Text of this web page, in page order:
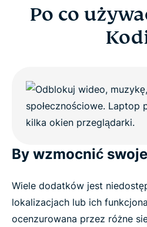
Po co
By wzmocnić
Wiele dodatków jest
lokalizacjach lub ich
ocenzurowana przez różne